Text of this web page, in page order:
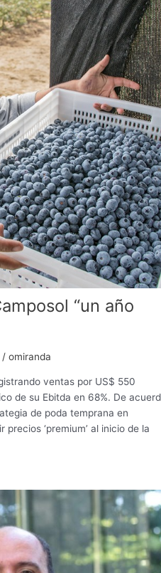
“un año
/ omiranda
ventas por US$ 550
de su Ebitda en 68%. De
de poda temprana en
‘premium’ al inicio de la